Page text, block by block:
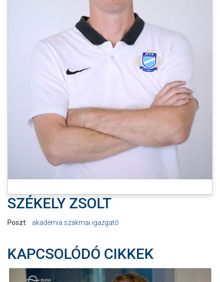
CSAPATOK
MÉRKŐZÉSEK
GALÉRIA
JELENTKEZÉS
SZURKOLÓI ÉLMÉNYEK
SZÉKELY ZSOLT
Poszt: akadémia szakmai igazgató
KAPCSOLÓDÓ CIKKEK